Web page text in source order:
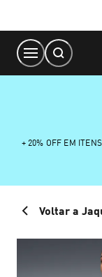
Content
+ 20% OFF EM
Voltar a